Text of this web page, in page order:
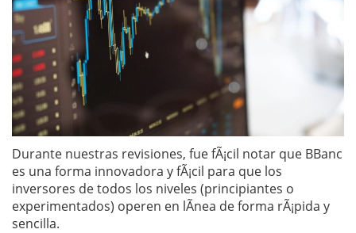
Durante nuestras revisiones, fue fÃ¡cil notar que BBanc
es una forma innovadora y fÃ¡cil para que los
inversores de todos los niveles (principiantes o
experimentados) operen en lÃ­nea de forma rÃ¡pida y
sencilla.